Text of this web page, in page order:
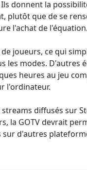
donnent la
plutôt que de se
l'achat de l'équation.
joueurs, ce qui
les modes. D'autres
heures au jeu
l'ordinateur.
diffusés sur
la GOTV devrait
d'autres